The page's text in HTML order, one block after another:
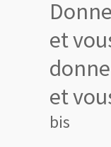
et
et
bis